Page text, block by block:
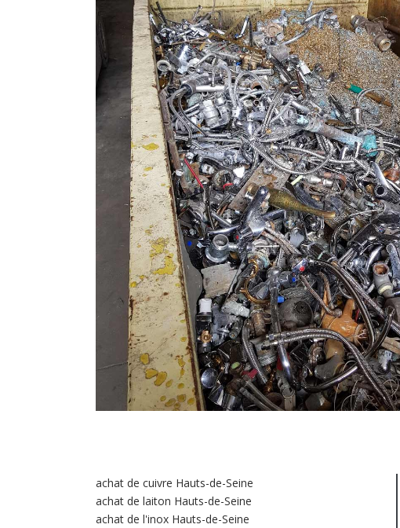
achat de cuivre Hauts-de-Seine
achat de laiton Hauts-de-Seine
achat de l'inox Hauts-de-Seine